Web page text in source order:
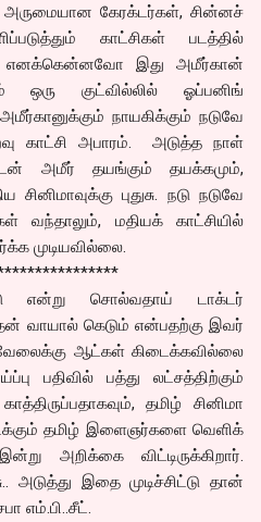
அருமையான கேரக்டர்கள், சின்னச்
காட்சிகள் படத்தில்
எனக்கென்னவோ இது அமீர்கான்
ஒரு குட்வில்லில் ஓப்பனிங்
நாயகிக்கும் நடுவே
காட்சி அபாரம். அடுத்த நாள்
அமீர் தயங்கும் தயக்கமும்,
புதுசு. நடு நடுவே
வந்தாலும், மதியக் காட்சியில்
முடியவில்லை.
என்று சொல்வதாய் டாக்டர்
தன் வாயால் கெடும் என்பதற்கு இவர்
வேலைக்கு ஆட்கள் கிடைக்கவில்லை
பதிவில் பத்து லட்சத்திற்கும்
தமிழ் சினிமா
தமிழ் இளைஞர்களை வெளிக்
அறிக்கை விட்டிருக்கிறார்.
அடுத்து இதை முடிச்சிட்டு தான்
எம்.பி..சீட்.